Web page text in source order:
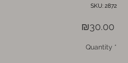
SKU: 2872
₪30.00
Quantity *